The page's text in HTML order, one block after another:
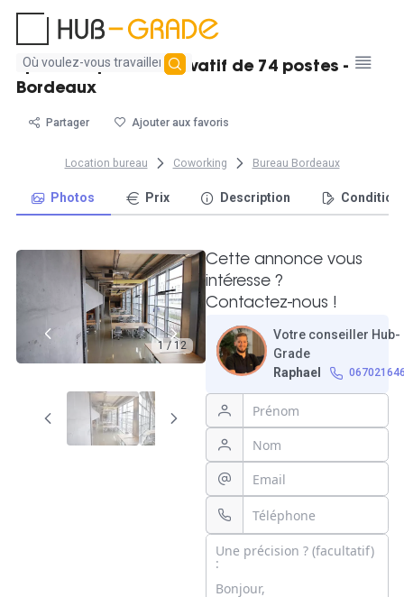
Aucun
résultat
Spacieux plateau privatif de 74 postes -
Bordeaux
Partager Ajouter aux favoris
Location bureau Coworking Bureau Bordeaux
Photos Prix Description
1 / 12
Cette annonce vous
intéresse ?
Contactez-nous !
Votre conseiller Hub-
Grade
Raphael